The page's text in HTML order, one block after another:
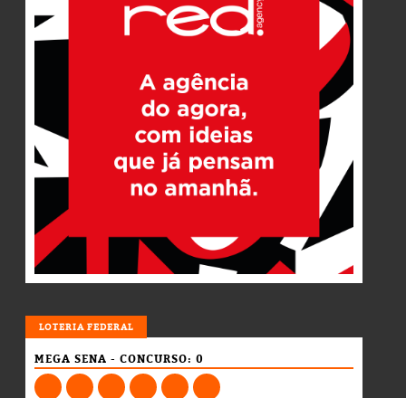
LOTERIA
MEGA SENA - CONCURSO: 0
LOTERIA FEDERAL